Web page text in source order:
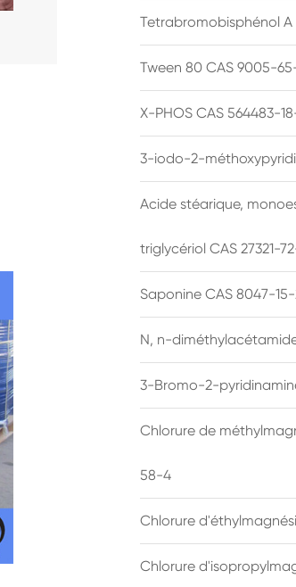
Tetrabromobisphénol A
Tween 80 CAS 9005-
X-PHOS CAS 564483-
3-iodo-2-
Acide stéarique,
triglycériol CAS 27321-
Saponine CAS 8047-
N, n-diméthylacétamide
3-Bromo-2-
Chlorure de
58-4
Chlorure
Chlorure